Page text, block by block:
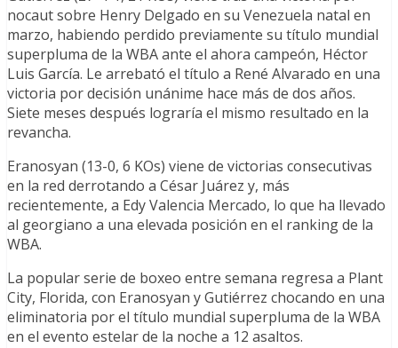
nocaut sobre Henry Delgado en su Venezuela natal en
marzo, habiendo perdido previamente su título mundial
superpluma de la WBA ante el ahora campeón, Héctor
Luis García. Le arrebató el título a René Alvarado en una
victoria por decisión unánime hace más de dos años.
Siete meses después lograría el mismo resultado en la
revancha.
Eranosyan (13-0, 6 KOs) viene de victorias consecutivas
en la red derrotando a César Juárez y, más
recientemente, a Edy Valencia Mercado, lo que ha llevado
al georgiano a una elevada posición en el ranking de la
WBA.
La popular serie de boxeo entre semana regresa a Plant
City, Florida, con Eranosyan y Gutiérrez chocando en una
eliminatoria por el título mundial superpluma de la WBA
en el evento estelar de la noche a 12 asaltos.